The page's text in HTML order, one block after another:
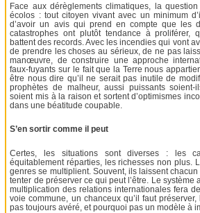
Face aux dérèglements climatiques, la
écolos : tout citoyen vivant avec un minimum
d’avoir un avis qui prend en compte que les
catastrophes ont plutôt tendance à proliférer,
battent des records. Avec les incendies qui vont
de prendre les choses au sérieux, de ne pas
manœuvre, de construire une approche
faux-fuyants sur le fait que la Terre nous
être nous dire qu’il ne serait pas inutile de
prophètes de malheur, aussi puissants soient-
soient mis à la raison et sortent d’optimismes
dans une béatitude coupable.
S’en sortir comme il peut
Certes, les situations sont diverses : les
équitablement réparties, les richesses non plus.
genres se multiplient. Souvent, ils laissent chacun
tenter de préserver ce qui peut l’être. Le système
multiplication des relations internationales fera
voie commune, un chanceux qu’il faut
pas toujours avéré, et pourquoi pas un modèle à